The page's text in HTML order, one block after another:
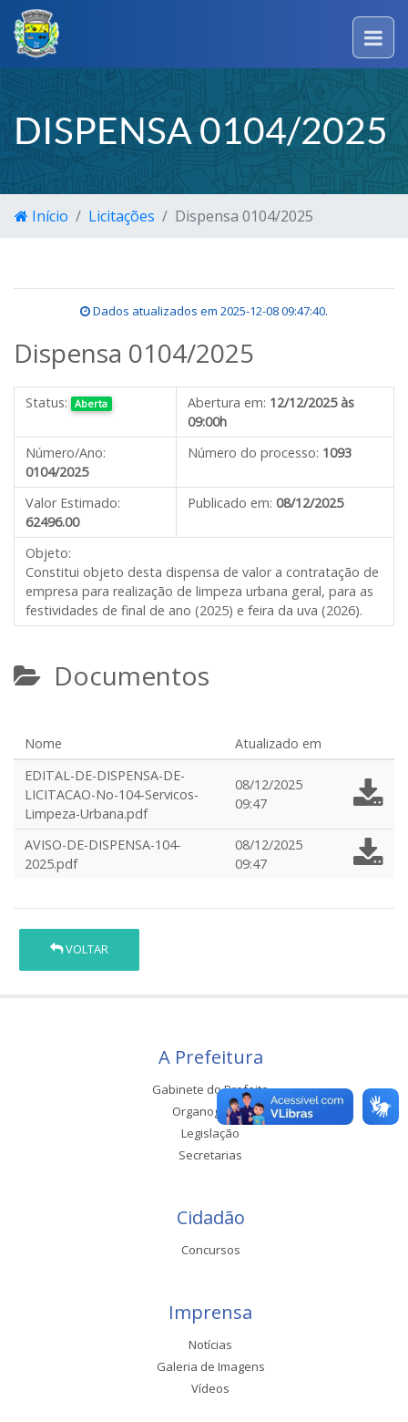
DISPENSA 0104/2025
Início Licitações Dispensa 0104/2025
Dados atualizados em 2025-12-08 09:47:40.
Dispensa 0104/2025
Status: Aberta Abertura em: 12/12/2025 às
09:00h
Número/Ano:
0104/2025
Número do processo: 1093
Valor Estimado:
62496.00
Publicado em: 08/12/2025
Objeto:
Constitui objeto desta dispensa de valor a contratação de
empresa para realização de limpeza urbana geral, para as
festividades de final de ano (2025) e feira da uva (2026).
Documentos
Nome
Atualizado em
EDITAL-DE-DISPENSA-DE-
LICITACAO-No-104-Servicos-
Limpeza-Urbana.pdf
08/12/2025
09:47
AVISO-DE-DISPENSA-104-
2025.pdf
08/12/2025
09:47
VOLTAR
A Prefeitura
Gabinete do Prefeito
Organograma
Legislação
Secretarias
Cidadão
Concursos
Imprensa
Notícias
Galeria de Imagens
Vídeos